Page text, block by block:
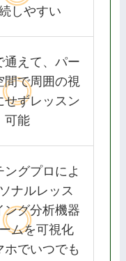
しやすい
通えて、パー
間で周囲の視
せずレッスン
可能
ングプロによ
ナルレッス
ング分析機器
ムを可視化
ホでいつでも